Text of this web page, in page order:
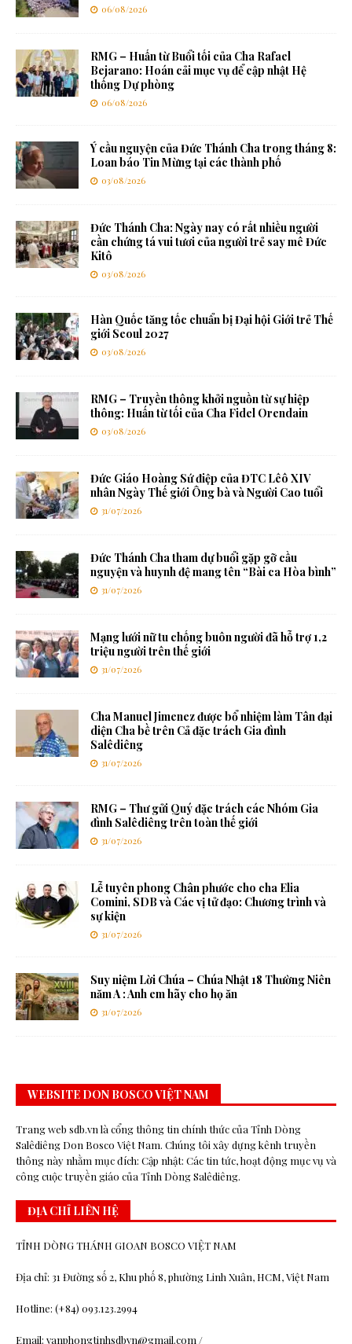
06/08/2026
RMG – Huấn từ Buổi tối của Cha Rafael
Bejarano: Hoán cải mục vụ để cập nhật Hệ
thống Dự phòng
06/08/2026
Ý cầu nguyện của Đức Thánh Cha trong tháng 8:
Loan báo Tin Mừng tại các thành phố
03/08/2026
Đức Thánh Cha: Ngày nay có rất nhiều người
cần chứng tá vui tươi của người trẻ say mê Đức
Kitô
03/08/2026
Hàn Quốc tăng tốc chuẩn bị Đại hội Giới trẻ Thế
giới Seoul 2027
03/08/2026
RMG – Truyền thông khởi nguồn từ sự hiệp
thông: Huấn từ tối của Cha Fidel Orendain
03/08/2026
Đức Giáo Hoàng Sứ điệp của ĐTC Lêô XIV
nhân Ngày Thế giới Ông bà và Người Cao tuổi
31/07/2026
Đức Thánh Cha tham dự buổi gặp gỡ cầu
nguyện và huynh đệ mang tên “Bài ca Hòa bình”
31/07/2026
Mạng lưới nữ tu chống buôn người đã hỗ trợ 1,2
triệu người trên thế giới
31/07/2026
Cha Manuel Jimenez được bổ nhiệm làm Tân đại
diện Cha bề trên Cả đặc trách Gia đình
Salêdiêng
31/07/2026
RMG – Thư gửi Quý đặc trách các Nhóm Gia
đình Salêdiêng trên toàn thế giới
31/07/2026
Lễ tuyên phong Chân phước cho cha Elia
Comini, SDB và Các vị tử đạo: Chương trình và
sự kiện
31/07/2026
Suy niệm Lời Chúa – Chúa Nhật 18 Thường Niên
năm A : Anh em hãy cho họ ăn
31/07/2026
WEBSITE DON BOSCO VIỆT NAM
Trang web sdb.vn là cổng thông tin chính thức của Tỉnh Dòng
Salêdiêng Don Bosco Việt Nam. Chúng tôi xây dựng kênh truyền
thông này nhằm mục đích: Cập nhật: Các tin tức, hoạt động mục vụ và
công cuộc truyền giáo của Tỉnh Dòng Salêdiêng.
ĐỊA CHỈ LIÊN HỆ
TỈNH DÒNG THÁNH GIOAN BOSCO VIỆT NAM
Địa chỉ: 31 Đường số 2, Khu phố 8, phường Linh Xuân, HCM, Việt Nam
Hotline: (+84) 093.123.2994
Email: vanphongtinhsdbvn@gmail.com /